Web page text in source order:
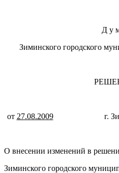
Д у
Зиминского городского
от 27.08.2009г.
О внесении изменений в
Зиминского городского